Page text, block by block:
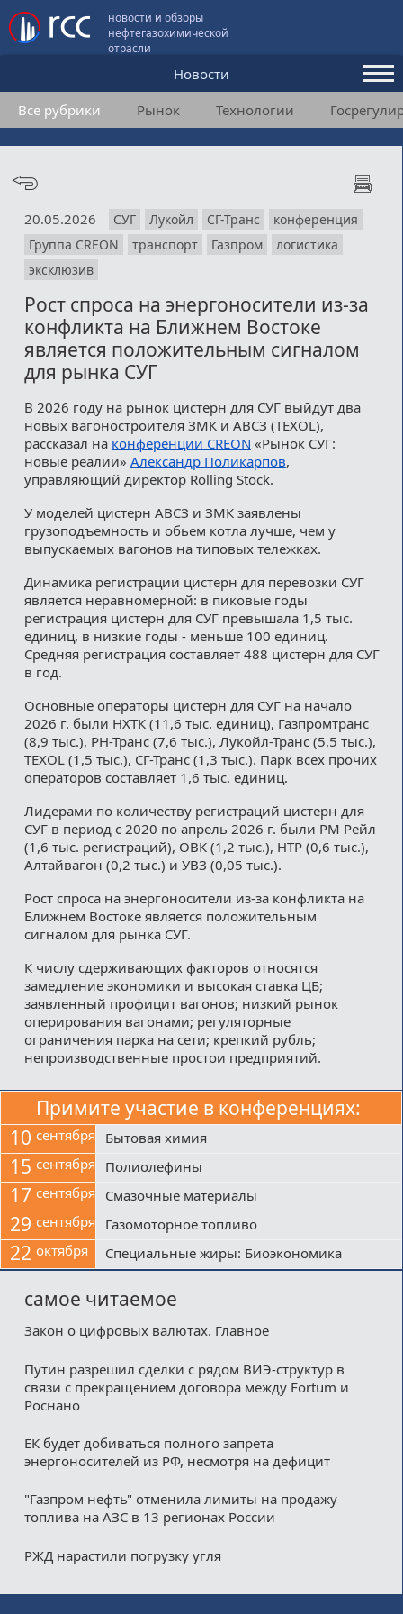
новости и обзоры
нефтегазохимической
отрасли
Новости
Аналитика и мнения
Конференции
Подписка
Медиакит
Все рубрики Рынок Технологии
20.05.2026 СУГ Лукойл СГ-Транс
конференция
Группа CREON
транспорт Газпром
логистика
эксклюзив
Рост спроса на энергоносители из-за
конфликта на Ближнем Востоке
является положительным сигналом
для рынка СУГ
В 2026 году на рынок цистерн для СУГ выйдут два
новых вагоностроителя ЗМК и АВСЗ (TEXOL),
рассказал на конференции CREON «Рынок СУГ:
новые реалии» Александр Поликарпов,
управляющий директор Rolling Stock.
У моделей цистерн АВСЗ и ЗМК заявлены
грузоподъемность и обьем котла лучше, чем у
выпускаемых вагонов на типовых тележках.
Динамика регистрации цистерн для перевозки СУГ
является неравномерной: в пиковые годы
регистрация цистерн для СУГ превышала 1,5 тыс.
единиц, в низкие годы - меньше 100 единиц.
Средняя регистрация составляет 488 цистерн для СУГ
в год.
Основные операторы цистерн для СУГ на начало
2026 г. были НХТК (11,6 тыс. единиц), Газпромтранс
(8,9 тыс.), РН-Транс (7,6 тыс.), Лукойл-Транс (5,5 тыс.),
TEXOL (1,5 тыс.), СГ-Транс (1,3 тыс.). Парк всех прочих
операторов составляет 1,6 тыс. единиц.
Лидерами по количеству регистраций цистерн для
СУГ в период с 2020 по апрель 2026 г. были РМ Рейл
(1,6 тыс. регистраций), ОВК (1,2 тыс.), НТР (0,6 тыс.),
Алтайвагон (0,2 тыс.) и УВЗ (0,05 тыс.).
Рост спроса на энергоносители из-за конфликта на
Ближнем Востоке является положительным
сигналом для рынка СУГ.
К числу сдерживающих факторов относятся
замедление экономики и высокая ставка ЦБ;
заявленный профицит вагонов; низкий рынок
оперирования вагонами; регуляторные
ограничения парка на сети; крепкий рубль;
непроизводственные простои предприятий.
Примите участие в конференциях:
10 сентября Бытовая химия
15 сентября Полиолефины
17 сентября Смазочные материалы
29 сентября Газомоторное топливо
22 октября Специальные жиры: Биоэкономика
самое читаемое
Закон о цифровых валютах. Главное
Путин разрешил сделки с рядом ВИЭ-структур в
связи с прекращением договора между Fortum и
Роснано
ЕК будет добиваться полного запрета
энергоносителей из РФ, несмотря на дефицит
"Газпром нефть" отменила лимиты на продажу
топлива на АЗС в 13 регионах России
РЖД нарастили погрузку угля